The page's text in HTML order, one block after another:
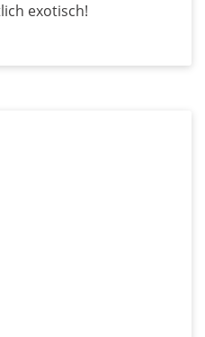
exotisch!